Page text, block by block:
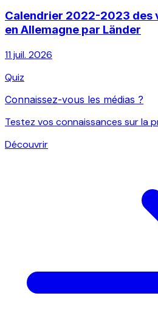
Calendrier 2022-2023 des
en Allemagne par Länder
11 juil. 2026
Quiz
Connaissez-vous les médias ?
Testez vos connaissances sur la
Découvrir